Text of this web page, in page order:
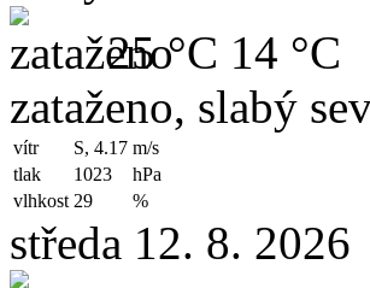
25 °C 14 °C
zataženo, slabý
vítr S, 4.17 m/s
tlak
1023
hPa
vlhkost 29 %
středa 12. 8. 2026